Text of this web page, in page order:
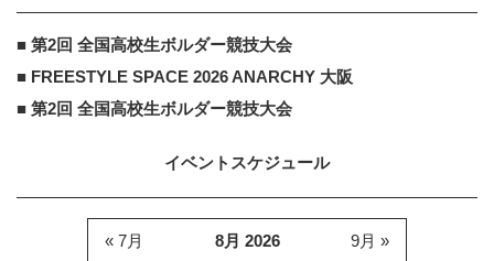
■ 第2回 全国高校生ボルダー競技大会
■ FREESTYLE SPACE 2026 ANARCHY 大阪
■ 第2回 全国高校生ボルダー競技大会
イベントスケジュール
8月 2026
« 7月 9月 »